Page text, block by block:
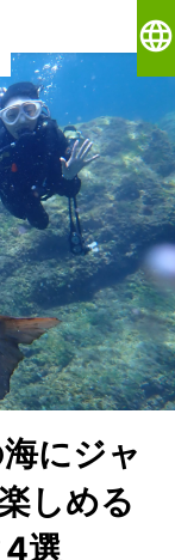
language
にジャ
しめる
選